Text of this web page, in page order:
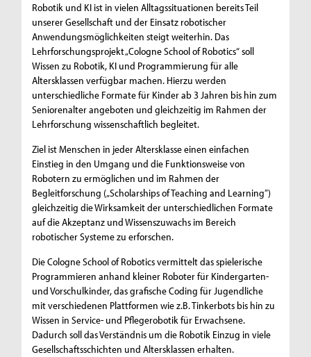
Robotik und KI ist in vielen Alltagssituationen bereits Teil
unserer Gesellschaft und der Einsatz robotischer
Anwendungsmöglichkeiten steigt weiterhin. Das
Lehrforschungsprojekt „Cologne School of Robotics“ soll
Wissen zu Robotik, KI und Programmierung für alle
Altersklassen verfügbar machen. Hierzu werden
unterschiedliche Formate für Kinder ab 3 Jahren bis hin zum
Seniorenalter angeboten und gleichzeitig im Rahmen der
Lehrforschung wissenschaftlich begleitet.
Ziel ist Menschen in jeder Altersklasse einen einfachen
Einstieg in den Umgang und die Funktionsweise von
Robotern zu ermöglichen und im Rahmen der
Begleitforschung („Scholarships of Teaching and Learning”)
gleichzeitig die Wirksamkeit der unterschiedlichen Formate
auf die Akzeptanz und Wissenszuwachs im Bereich
robotischer Systeme zu erforschen.
Die Cologne School of Robotics vermittelt das spielerische
Programmieren anhand kleiner Roboter für Kindergarten-
und Vorschulkinder, das grafische Coding für Jugendliche
mit verschiedenen Plattformen wie z.B. Tinkerbots bis hin zu
Wissen in Service- und Pflegerobotik für Erwachsene.
Dadurch soll das Verständnis um die Robotik Einzug in viele
Gesellschaftsschichten und Altersklassen erhalten.